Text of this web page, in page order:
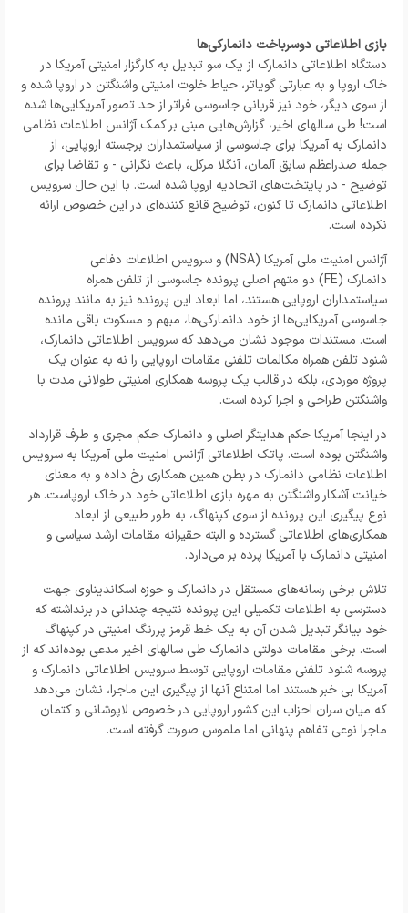
بازی اطلاعاتی دوسرباخت دانمارکی‌ها
دستگاه اطلاعاتی دانمارک از یک سو تبدیل به کارگزار امنیتی آمریکا در
خاک اروپا و به عبارتی گویاتر، حیاط خلوت امنیتی واشنگتن در اروپا شده و
از سوی دیگر، خود نیز قربانی جاسوسی فراتر از حد تصور آمریکایی‌ها شده
است! طی سالهای اخیر، گزارش‌هایی مبنی بر کمک آژانس اطلاعات نظامی
دانمارک به آمریکا برای جاسوسی از سیاستمداران برجسته اروپایی، از
جمله صدراعظم سابق آلمان، آنگلا مرکل، باعث نگرانی - و تقاضا برای
توضیح - در پایتخت‌های اتحادیه اروپا شده است. با این حال سرویس
اطلاعاتی دانمارک تا کنون، توضیح قانع کننده‌ای در این خصوص ارائه
نکرده است.
آژانس امنیت ملی آمریکا (NSA) و سرویس اطلاعات دفاعی
دانمارک (FE) دو متهم اصلی پرونده جاسوسی از تلفن همراه
سیاستمداران اروپایی هستند، اما ابعاد این پرونده نیز به مانند پرونده
جاسوسی آمریکایی‌ها از خود دانمارکی‌ها، مبهم و مسکوت باقی مانده
است. مستندات موجود نشان می‌دهد که سرویس اطلاعاتی دانمارک،
شنود تلفن همراه مکالمات تلفنی مقامات اروپایی را نه به عنوان یک
پروژه موردی، بلکه در قالب یک پروسه همکاری امنیتی طولانی مدت با
واشنگتن طراحی و اجرا کرده است.
در اینجا آمریکا حکم هدایتگر اصلی و دانمارک حکم مجری و طرف قرارداد
واشنگتن بوده است. پاتک اطلاعاتی آژانس امنیت ملی آمریکا به سرویس
اطلاعات نظامی دانمارک در بطن همین همکاری رخ داده و به معنای
خیانت آشکار واشنگتن به مهره بازی اطلاعاتی خود در خاک اروپاست. هر
نوع پیگیری این پرونده از سوی کپنهاگ، به طور طبیعی از ابعاد
همکاری‌های اطلاعاتی گسترده و البته حقیرانه مقامات ارشد سیاسی و
امنیتی دانمارک با آمریکا پرده بر می‌دارد.
تلاش برخی رسانه‌های مستقل در دانمارک و حوزه اسکاندیناوی جهت
دسترسی به اطلاعات تکمیلی این پرونده نتیجه چندانی در برنداشته که
خود بیانگر تبدیل شدن آن به یک خط قرمز پررنگ امنیتی در کپنهاگ
است. برخی مقامات دولتی دانمارک طی سالهای اخیر مدعی بوده‌اند که از
پروسه شنود تلفنی مقامات اروپایی توسط سرویس اطلاعاتی دانمارک و
آمریکا بی خبر هستند اما امتناع آنها از پیگیری این ماجرا، نشان می‌دهد
که میان سران احزاب این کشور اروپایی در خصوص لاپوشانی و کتمان
ماجرا نوعی تفاهم پنهانی اما ملموس صورت گرفته است.